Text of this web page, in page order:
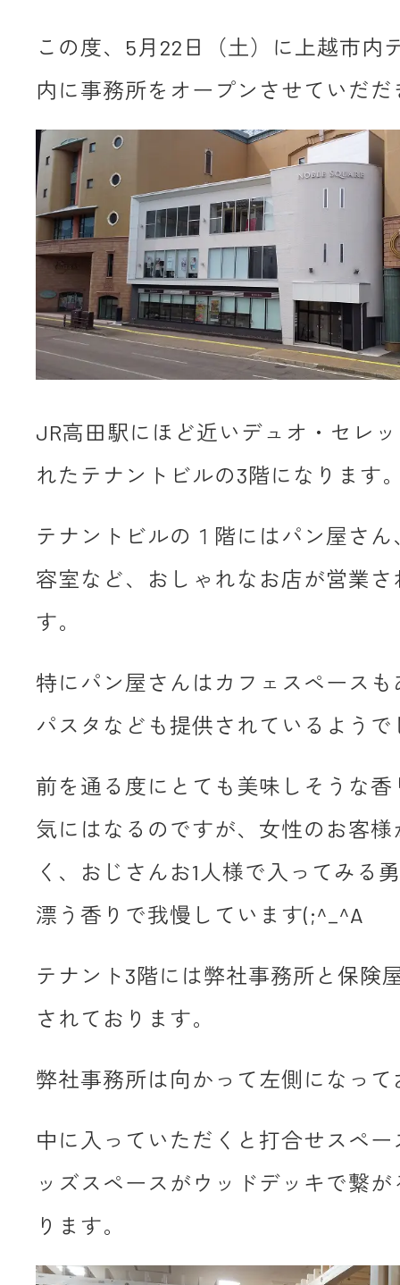
この度、5月22日（土）に上越市内
内に事務所をオープンさせていだ
JR高田駅にほど近いデュオ・セレ
れたテナントビルの3階になります
テナントビルの１階にはパン屋さ
容室など、おしゃれなお店が営業
す。
特にパン屋さんはカフェスペース
パスタなども提供されているようで
前を通る度にとても美味しそうな
気にはなるのですが、女性のお客
く、おじさんお1人様で入ってみる
漂う香りで我慢しています(;^_^A
テナント3階には弊社事務所と保険
されております。
弊社事務所は向かって左側になっ
中に入っていただくと打合せスペ
ッズスペースがウッドデッキで繋
ります。